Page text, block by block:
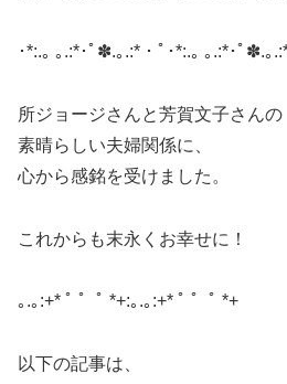
･*:.｡ ｡.:*･ﾟ✽.｡.:*・ﾟ･*:.｡ ｡.:*･ﾟ✽.｡
所ジョージさんと芳賀文子さんの
素晴らしい夫婦関係に、
心から感銘を受けました。
これからも末永くお幸せに！
｡.｡:+* ﾟ ゜ﾟ *+:｡.｡:+* ﾟ ゜ﾟ *+
以下の記事は、